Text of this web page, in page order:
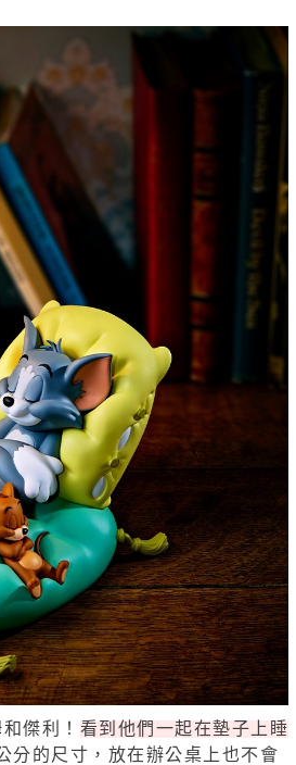
傑利！ 看到他們一起在墊子上睡
分的尺寸，放在辦公桌上也不會